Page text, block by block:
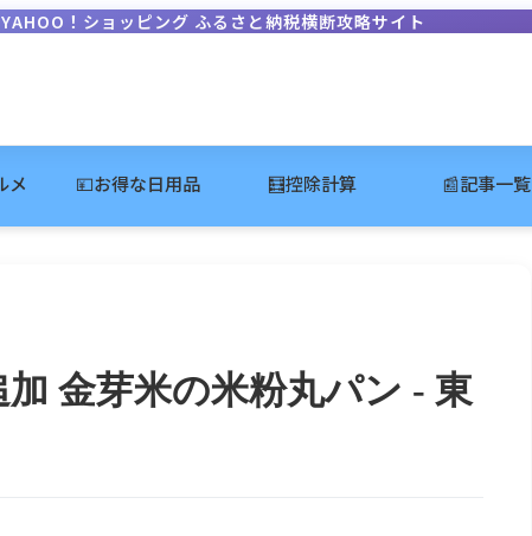
YAHOO！ショッピング ふるさと納税横断攻略サイト
メ 💴お得な日用品 🧮控除計算 📰記事一覧
金芽米の米粉丸パン - 東